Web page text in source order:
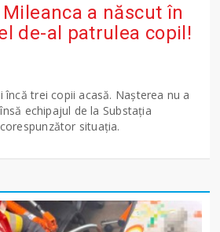
a născut în
de-al patrulea copil!
încă trei copii acasă. Nașterea nu a
echipajul de la Substația
situația.